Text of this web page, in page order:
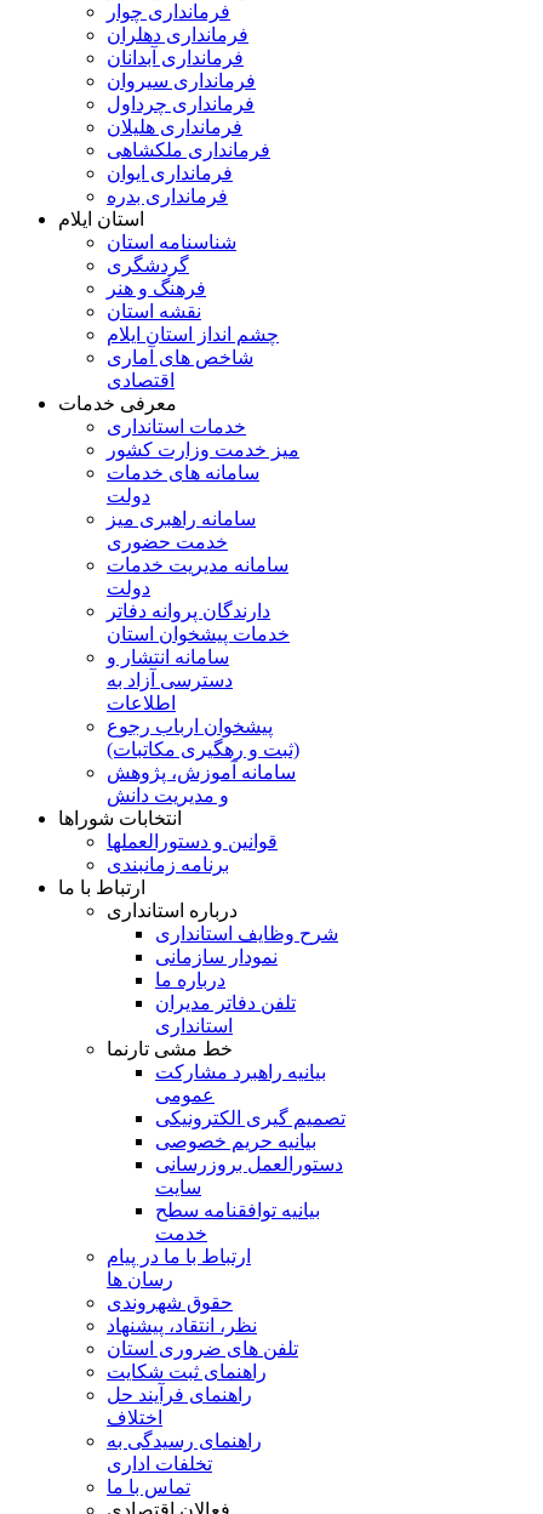
فرمانداری چوار
فرمانداری دهلران
فرمانداری آبدانان
فرمانداری سیروان
فرمانداری چرداول
فرمانداری هلیلان
فرمانداری ملکشاهی
فرمانداری ایوان
فرمانداری بدره
استان ایلام
شناسنامه استان
گردشگری
فرهنگ و هنر
نقشه استان
چشم انداز استان ایلام
شاخص های آماری
اقتصادی
معرفی خدمات
خدمات استانداری
میز خدمت وزارت کشور
سامانه های خدمات
دولت
سامانه راهبری میز
خدمت حضوری
سامانه مدیریت خدمات
دولت
دارندگان پروانه دفاتر
خدمات پیشخوان استان
سامانه انتشار و
دسترسی آزاد به
اطلاعات
پیشخوان ارباب رجوع
(ثبت و رهگیری مکاتبات)
سامانه آموزش، پژوهش
و مدیریت دانش
انتخابات شوراها
قوانین و دستورالعملها
برنامه زمانبندی
ارتباط با ما
درباره استانداری
شرح وظایف استانداری
نمودار سازمانی
درباره ما
تلفن دفاتر مدیران
استانداری
خط مشی تارنما
بیانیه راهبرد مشارکت
عمومی
تصمیم گیری الکترونیکی
بیانیه حریم خصوصی
دستورالعمل بروزرسانی
سایت
بیانیه توافقنامه سطح
خدمت
ارتباط با ما در پیام
رسان ها
حقوق شهروندی
نظر، انتقاد، پیشنهاد
تلفن های ضروری استان
راهنمای ثبت شکایت
راهنمای فرآیند حل
اختلاف
راهنمای رسیدگی به
تخلفات اداری
تماس با ما
فعالان اقتصادی